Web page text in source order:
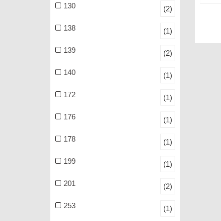
130 (2)
138 (1)
139 (2)
140 (1)
172 (1)
176 (1)
178 (1)
199 (1)
201 (2)
253 (1)